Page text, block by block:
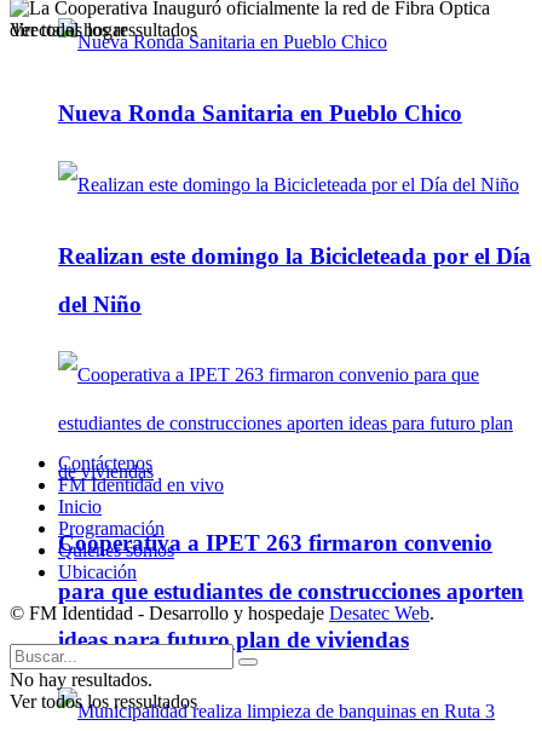
Nueva Ronda Sanitaria en Pueblo Chico
Realizan este domingo la Bicicleteada por el Día
del Niño
Cooperativa a IPET 263 firmaron convenio
para que estudiantes de construcciones aporten
ideas para futuro plan de viviendas
Ver todos los ressultados
Contáctenos
FM Identidad en vivo
Inicio
Programación
Quienes somos
Ubicación
© FM Identidad - Desarrollo y hospedaje Desatec Web.
No hay resultados.
Ver todos los ressultados